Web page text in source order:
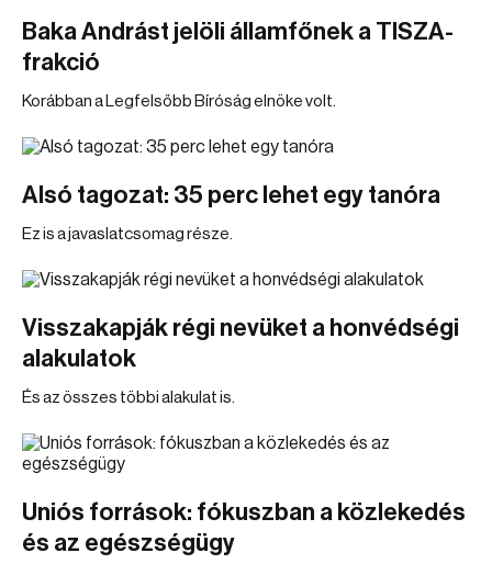
Baka Andrást jelöli államfőnek a TISZA-
frakció
Korábban a Legfelsőbb Bíróság elnöke volt.
Alsó tagozat: 35 perc lehet egy tanóra
Ez is a javaslatcsomag része.
Visszakapják régi nevüket a honvédségi
alakulatok
És az összes többi alakulat is.
Uniós források: fókuszban a közlekedés
és az egészségügy